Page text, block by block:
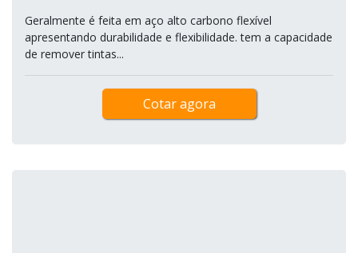
Geralmente é feita em aço alto carbono flexível
apresentando durabilidade e flexibilidade. tem a capacidade
de remover tintas...
Cotar agora